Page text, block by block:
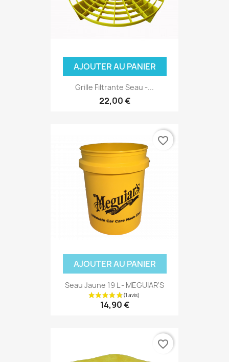
AJOUTER AU PANIER
Grille Filtrante Seau -...
22,00 €
AJOUTER AU PANIER
Seau Jaune 19 L - MEGUIAR'S
14,90 €
favorite_border
favorite_border